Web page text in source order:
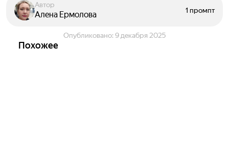
Автор
Алена Ермолова 1 промпт
Опубликовано: 9 декабря 2025
Похожее